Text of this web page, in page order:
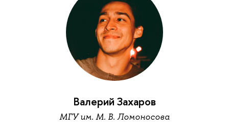
Валерий Захаров
МГУ им. М. В. Ломоносова